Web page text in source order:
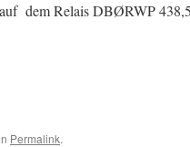
dem Relais DBØRWP
Permalink.